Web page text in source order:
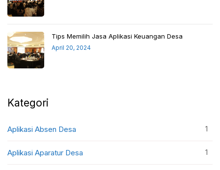
Tips Memilih Jasa Aplikasi Keuangan Desa
April 20, 2024
Kategori
Aplikasi Absen Desa 1
Aplikasi Aparatur Desa 1